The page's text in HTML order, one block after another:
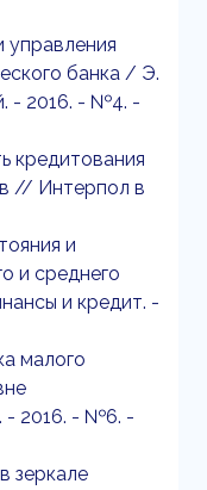
управления
банка / Э.
- 2016. - №4. -
кредитования
// Интерпол в
и
и среднего
и кредит. -
малого
- 2016. - №6. -
зеркале